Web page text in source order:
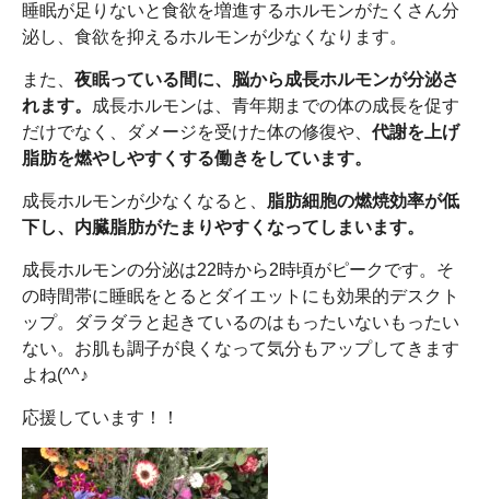
睡眠が足りないと食欲を増進するホルモンがたくさん分
泌し、食欲を抑えるホルモンが少なくなります。
また、 夜眠っている間に、脳から成長ホルモンが分泌さ
れます。
成長ホルモンは、青年期までの体の成長を促す
だけでなく、ダメージを受けた体の修復や、 代謝を上げ
脂肪を燃やしやすくする働きをしています。
成長ホルモンが少なくなると、 脂肪細胞の燃焼効率が低
下し、内臓脂肪がたまりやすくなってしまいます。
成長ホルモンの分泌は22時から2時頃がピークです。そ
の時間帯に睡眠をとるとダイエットにも効果的デスクト
ップ。ダラダラと起きているのはもったいないもったい
ない。お肌も調子が良くなって気分もアップしてきます
よね(^^♪
応援しています！！